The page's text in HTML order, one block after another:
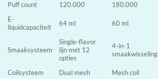
Puff count 120.000 180.000
E-
liquidcapaciteit
64 ml 60 ml
Smaaksysteem
Single-flavor
lijn met 12
opties
4-in-1
smaakwisseling
Coilsysteem Dual mesh Mesh coil